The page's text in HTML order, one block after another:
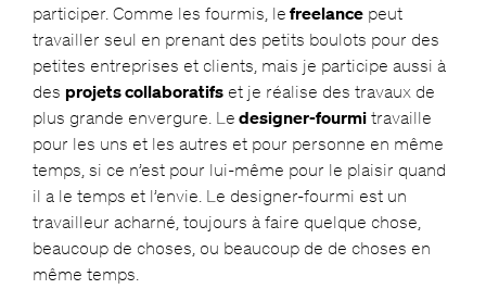
participer. Comme les fourmis, le freelancepeut
travailler seul en prenant des petits boulots pour des
petites entreprises et clients, mais je participe aussi à
des projets collaboratifset je réalise des travaux de
plus grande envergure. Le designer-fourmitravaille
pour les uns et les autres et pour personne en même
temps, si ce n’est pour lui-même pour le plaisir quand
il a le temps et l’envie. Le designer-fourmi est un
travailleur acharné, toujours à faire quelque chose,
beaucoup de choses, ou beaucoup de de choses en
même temps.